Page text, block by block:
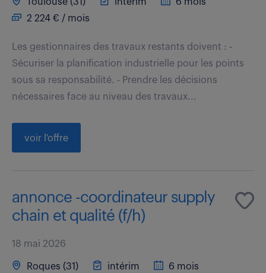
2 224 € / mois
Les gestionnaires des travaux restants doivent : -
Sécuriser la planification industrielle pour les points
sous sa responsabilité. - Prendre les décisions
nécessaires face au niveau des travaux...
voir l'offre
annonce -coordinateur supply
chain et qualité (f/h)
18 mai 2026
Roques (31) intérim
6 mois